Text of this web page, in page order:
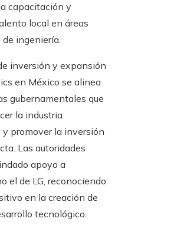
capacitación y
local en áreas
ingeniería.
inversión y expansión
en México se alinea
gubernamentales que
la industria
y promover la inversión
Las autoridades
apoyo a
el de LG, reconociendo
en la creación de
tecnológico.